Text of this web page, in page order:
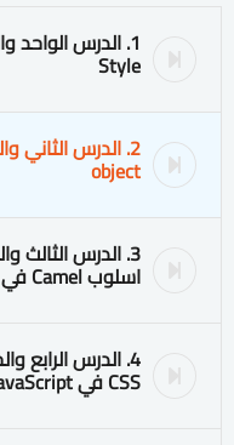
Style
object
3. الدرس
اسلوب Camel في الكتابة
4. الدرس
CSS في JavaScript